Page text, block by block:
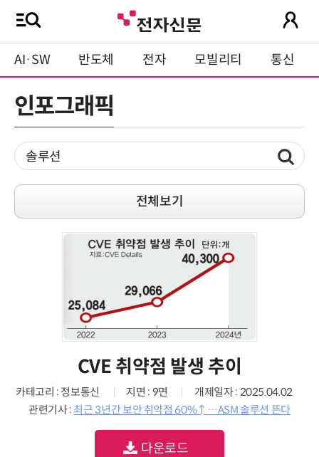
AI·SW 반도체 전자 모빌리티 통신
인포그래픽
전체보기
CVE 취약점 발생 추이
카테고리 : 정보통신 지면 : 9면
개제일자 : 2025.04.02
관련기사 : 최근 3년간 보안 취약점 60%↑…ASM 솔루션 뜬다
다운로드